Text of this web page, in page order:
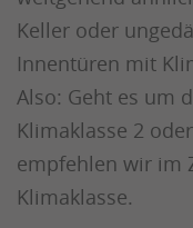
Keller oder
Innentüren mit
Also: Geht es um
Klimaklasse 2
empfehlen wir im
Klimaklasse.